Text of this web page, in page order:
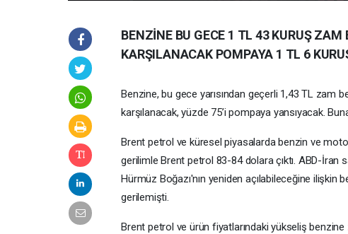
BENZİNE BU GECE 1 TL 43 KURUŞ ZAM
KARŞILANACAK POMPAYA 1 TL 6
Benzine, bu gece yarısından geçerli 1,43 TL zam
karşılanacak, yüzde 75’i pompaya yansıyacak.
Brent petrol ve küresel piyasalarda benzin ve
gerilimle Brent petrol 83-84 dolara çıktı. ABD-İran
Hürmüz Boğazı'nın yeniden açılabileceğine
gerilemişti.
Brent petrol ve ürün fiyatlarındaki yükseliş